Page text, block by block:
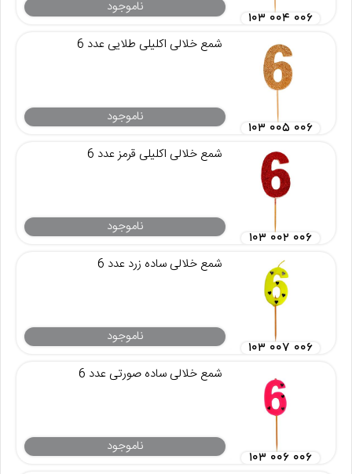
ناموجود
۱۰۳ ۰۰۴ ۰۰۶
شمع خلالی اکلیلی طلایی عدد 6
ناموجود
۱۰۳ ۰۰۵ ۰۰۶
شمع خلالی اکلیلی قرمز عدد 6
ناموجود
۱۰۳ ۰۰۲ ۰۰۶
شمع خلالی ساده زرد عدد 6
ناموجود
۱۰۳ ۰۰۷ ۰۰۶
شمع خلالی ساده صورتی عدد 6
ناموجود
۱۰۳ ۰۰۶ ۰۰۶